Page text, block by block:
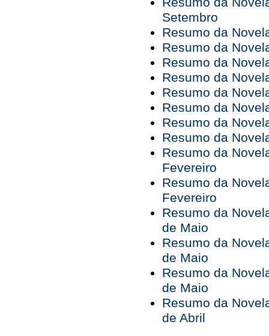
Setembro
Resumo da
Resumo da
Resumo da
Resumo da
Resumo da
Resumo da
Resumo da
Resumo da
Resumo da
Fevereiro
Resumo da
Fevereiro
Resumo da
de Maio
Resumo da
de Maio
Resumo da
de Maio
Resumo da
de Abril